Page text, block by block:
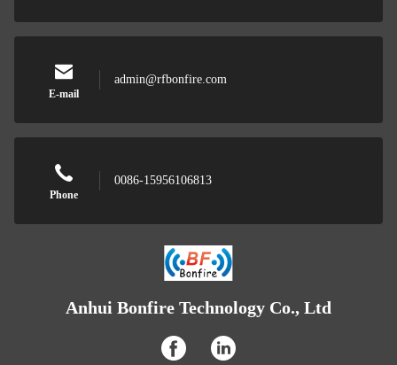
E-mail
admin@rfbonfire.com
Phone
0086-15956106813
Anhui Bonfire Technology Co., Ltd